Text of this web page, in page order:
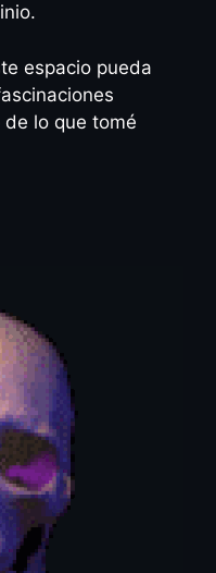
espacio pueda
lo que tomé